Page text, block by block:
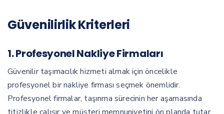
Güvenilirlik Kriterleri
1. Profesyonel Nakliye Firmaları
Güvenilir taşımacılık hizmeti almak için öncelikle
profesyonel bir nakliye firması seçmek önemlidir.
Profesyonel firmalar, taşınma sürecinin her aşamasında